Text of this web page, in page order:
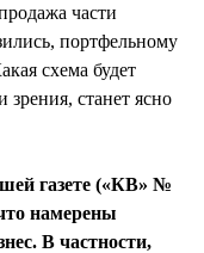
части
портфельному
схема будет
зрения, станет ясно
газете («КВ» №
намерены
В частности,